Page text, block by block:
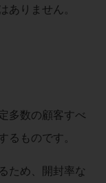
ありません。
多数の顧客すべ
るものです。
ため、開封率な